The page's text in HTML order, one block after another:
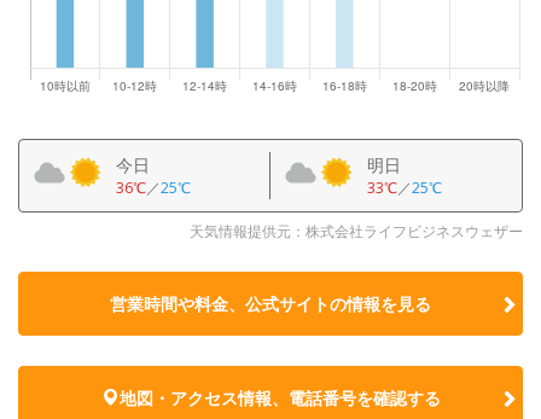
今日
36℃／25℃
明日
33℃／25℃
天気情報提供元：株式会社ライフビジネスウェザー
営業時間や料金、公式サイトの情報を見る
地図・アクセス情報、電話番号を確認する